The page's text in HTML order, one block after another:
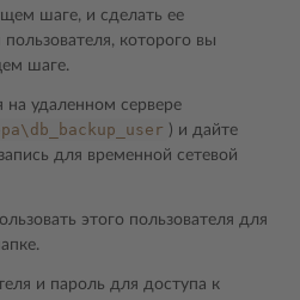
шаге, и сделать ее
которого вы
шаге.
на удаленном сервере
) и дайте
для временной сетевой
этого пользователя для
и пароль для доступа к